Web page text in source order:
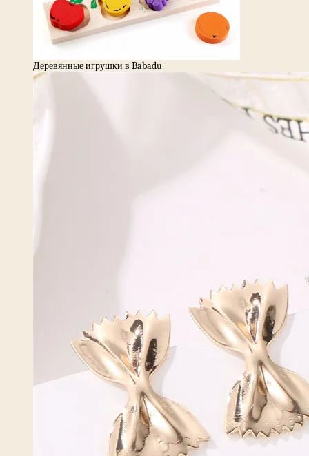
Деревянные игрушки в Babadu